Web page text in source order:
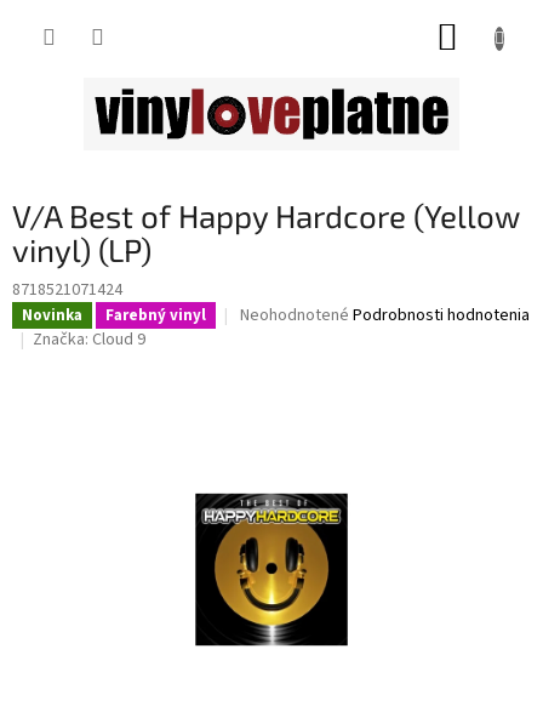
V/A Best of Happy Hardcore (Yellow
vinyl) (LP)
8718521071424
Novinka Farebný vinyl
Priemerné
Neohodnotené Podrobnosti hodnotenia
Značka: Cloud 9